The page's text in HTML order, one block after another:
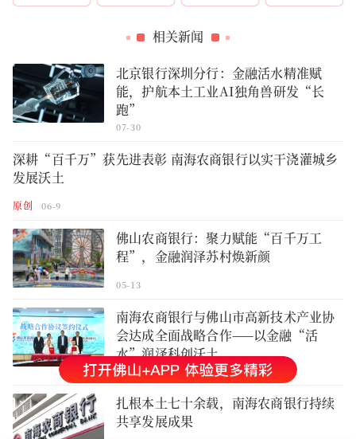
相关新闻
北京银行深圳分行：金融活水精准赋
能，护航本土工业AI独角兽研发“长
跑”
07-30
深耕“百千万”获先进表彰 南海农商银行以实干浇灌城乡
发展沃土
原创 06-9
佛山农商银行：聚力赋能“百千万工
程”，金融润泽苏村焕新颜
05-13
南海农商银行与佛山市高新技术产业协
会达成全面战略合作——以金融“活
水”润泽科创沃土
05-7
扎根本土七十余载，南海农商银行持续
共享发展成果